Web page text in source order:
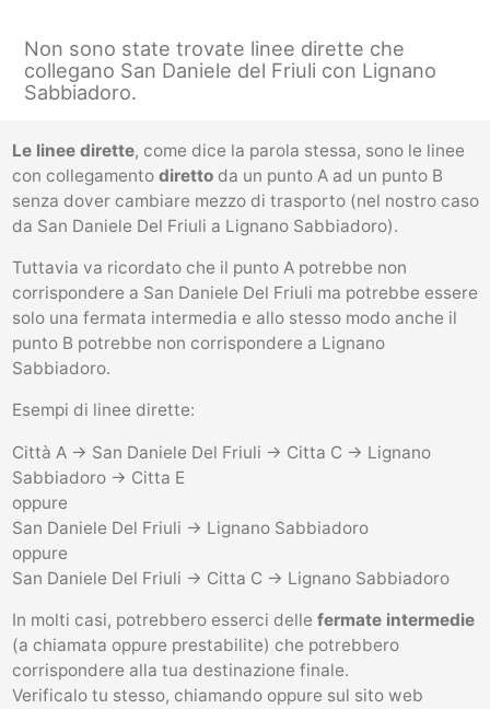
Non sono state trovate linee dirette che
collegano San Daniele del Friuli con Lignano
Sabbiadoro.
Le linee dirette, come dice la parola stessa, sono le linee
con collegamento direttoda un punto A ad un punto B
senza dover cambiare mezzo di trasporto (nel nostro caso
da San Daniele Del Friuli a Lignano Sabbiadoro).
Tuttavia va ricordato che il punto A potrebbe non
corrispondere a San Daniele Del Friuli ma potrebbe essere
solo una fermata intermedia e allo stesso modo anche il
punto B potrebbe non corrispondere a Lignano
Sabbiadoro.
Esempi di linee dirette:
Città A -> San Daniele Del Friuli -> Citta C -> Lignano
Sabbiadoro -> Citta E
oppure
San Daniele Del Friuli -> Lignano Sabbiadoro
oppure
San Daniele Del Friuli -> Citta C -> Lignano Sabbiadoro
In molti casi, potrebbero esserci delle fermate intermedie
(a chiamata oppure prestabilite) che potrebbero
corrispondere alla tua destinazione finale.
Verificalo tu stesso, chiamando oppure sul sito web